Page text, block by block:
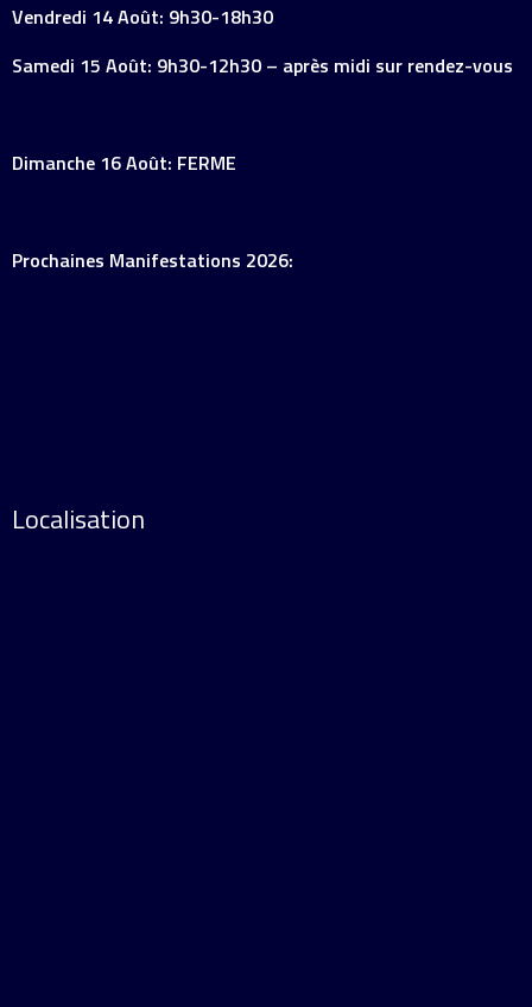
Vendredi 14 Août: 9h30-18h30
Samedi 15 Août: 9h30-12h30 – après midi sur rendez-vous
Dimanche 16 Août: FERME
Prochaines Manifestations 2026:
Localisation